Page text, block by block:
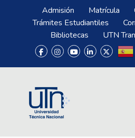
Pasar al contenido principal
Menú SuperiorAdmisión Matrícula
Trámites Estudiantiles
Bibliotecas
UTN